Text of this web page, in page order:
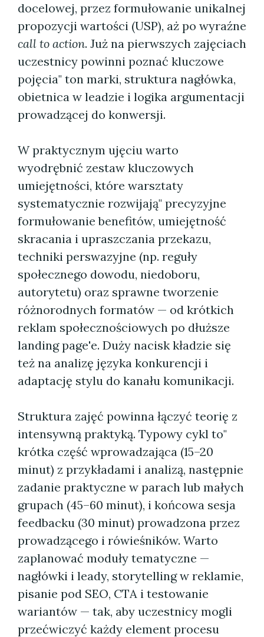
docelowej, przez formułowanie unikalnej
propozycji wartości (USP), aż po wyraźne
call to action. Już na pierwszych zajęciach
uczestnicy powinni poznać kluczowe
pojęcia" ton marki, struktura nagłówka,
obietnica w leadzie i logika argumentacji
prowadzącej do konwersji.
W praktycznym ujęciu warto
wyodrębnić zestaw kluczowych
umiejętności, które warsztaty
systematycznie rozwijają" precyzyjne
formułowanie benefitów, umiejętność
skracania i upraszczania przekazu,
techniki perswazyjne (np. reguły
społecznego dowodu, niedoboru,
autorytetu) oraz sprawne tworzenie
różnorodnych formatów — od krótkich
reklam społecznościowych po dłuższe
landing page'e. Duży nacisk kładzie się
też na analizę języka konkurencji i
adaptację stylu do kanału komunikacji.
Struktura zajęć powinna łączyć teorię z
intensywną praktyką. Typowy cykl to"
krótka część wprowadzająca (15–20
minut) z przykładami i analizą, następnie
zadanie praktyczne w parach lub małych
grupach (45–60 minut), i końcowa sesja
feedbacku (30 minut) prowadzona przez
prowadzącego i rówieśników. Warto
zaplanować moduły tematyczne —
nagłówki i leady, storytelling w reklamie,
pisanie pod SEO, CTA i testowanie
wariantów — tak, aby uczestnicy mogli
przećwiczyć każdy element procesu